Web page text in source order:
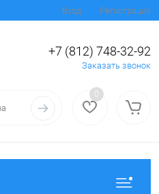
Вход Регистрация
+7 (812) 748-32-92
Заказать звонок
0